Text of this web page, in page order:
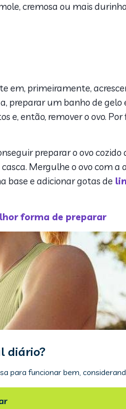
cremosa ou mais
em, primeiramente,
preparar um banho de
e, então, remover o ovo.
preparar o ovo cozido
Mergulhe o ovo com a
base e adicionar gotas de
forma de preparar